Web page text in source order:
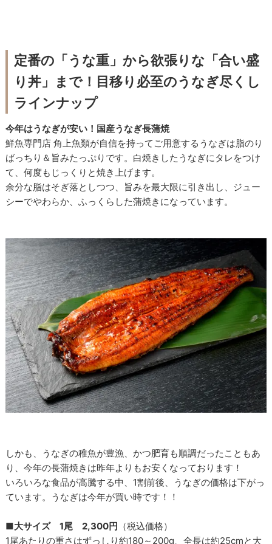
定番の「うな重」から欲張りな「合い盛
り丼」まで！目移り必至のうなぎ尽くし
ラインナップ
今年はうなぎが安い！国産うなぎ長蒲焼
鮮魚専門店 角上魚類が自信を持ってご用意するうなぎは脂のり
ばっちり＆旨みたっぷりです。白焼きしたうなぎにタレをつけ
て、何度もじっくりと焼き上げます。
余分な脂はそぎ落としつつ、旨みを最大限に引き出し、ジュー
シーでやわらか、ふっくらした蒲焼きになっています。
しかも、うなぎの稚魚が豊漁、かつ肥育も順調だったこともあ
り、今年の長蒲焼きは昨年よりもお安くなっております！
いろいろな食品が高騰する中、1割前後、うなぎの価格は下がっ
ています。うなぎは今年が買い時です！！
■大サイズ 1尾 2,300円 （税込価格）
1尾あたりの重さはずっしり約180～200g、全長は約25cmと大